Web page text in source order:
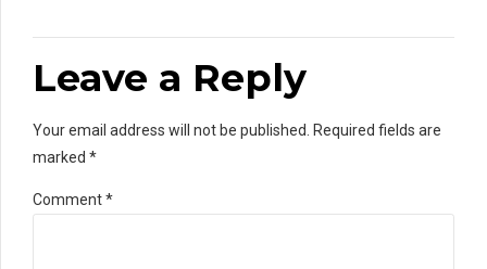
Leave a Reply
Your email address will not be published. Required fields are
marked *
Comment*